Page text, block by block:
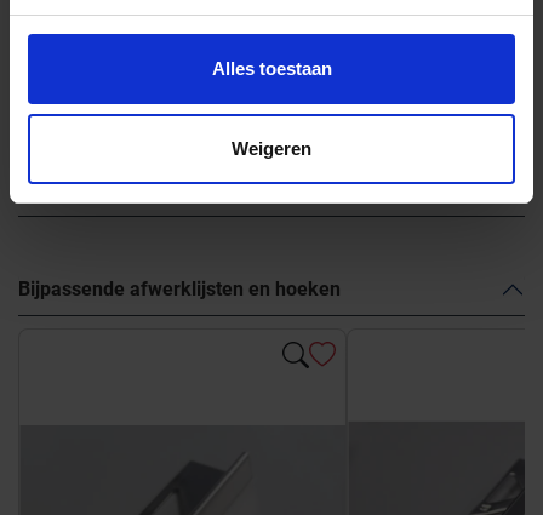
Alles toestaan
Weigeren
Previous
Andere Series van Marca Corona
Bijpassende afwerklijsten en hoeken